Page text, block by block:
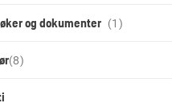
og dokumenter (1)
(8)